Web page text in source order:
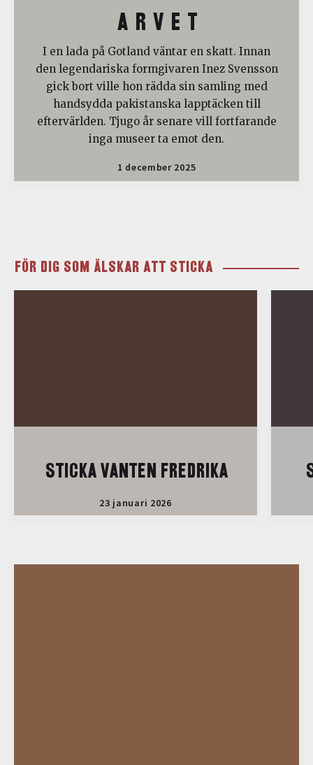
A R V E T
I en lada på Gotland väntar en skatt. Innan
den legendariska formgivaren Inez Svensson
gick bort ville hon rädda sin samling med
handsydda pakistanska lapptäcken till
eftervärlden. Tjugo år senare vill fortfarande
inga museer ta emot den.
1 december 2025
FÖR DIG SOM ÄLSKAR ATT STICKA
STICKA VANTEN FREDRIKA
23 januari 2026